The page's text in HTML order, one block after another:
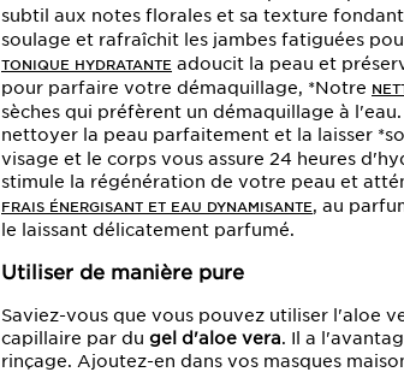
subtil aux notes florales et sa texture
soulage et rafraîchit les jambes fatiguées
TONIQUE HYDRATANTE adoucit la peau et
pour parfaire votre démaquillage, *Notre
sèches qui préfèrent un démaquillage à
nettoyer la peau parfaitement et la laisser
visage et le corps vous assure 24 heures
stimule la régénération de votre peau et
FRAIS ÉNERGISANT ET EAU DYNAMISANTE, au
le laissant délicatement parfumé.
Utiliser de manière pure
Saviez-vous que vous pouvez utiliser l'aloe
capillaire par du gel d'aloe vera. Il a
rinçage. Ajoutez-en dans vos masques